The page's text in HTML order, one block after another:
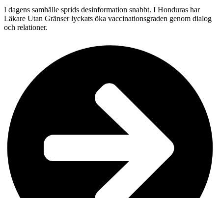
I dagens samhälle sprids desinformation snabbt. I Honduras har
Läkare Utan Gränser lyckats öka vaccinationsgraden genom dialog
och relationer.